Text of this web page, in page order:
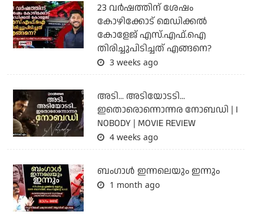
23 വർഷത്തിന് ശേഷം
കോഴിക്കോട് മെഡിക്കൽ
കോളേജ് എസ്.എഫ്.ഐ
തിരിച്ചുപിടിച്ചത് എങ്ങനെ?
3 weeks ago
അടി... അടിയോടടി...
ഇതൊരൊന്നൊന്നര നോബഡി | I
NOBODY | MOVIE REVIEW
4 weeks ago
ബംഗാള്‍ ഇന്നലെയും ഇന്നും
1 month ago